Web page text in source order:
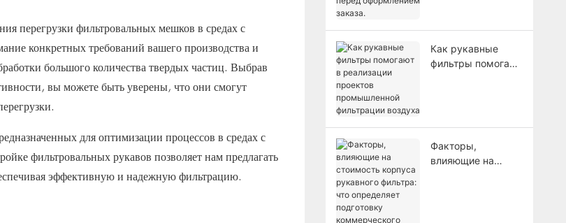
перегрузки фильтровальных мешков в средах с
конкретных требований вашего производства и
большого количества твердых частиц. Выбрав
вы можете быть уверены, что они смогут
для оптимизации процессов в средах с
фильтровальных рукавов позволяет нам предлагать
эффективную и надежную фильтрацию.
заказа.
Как рукавные
фильтры помогают
Факторы,
влияющие на